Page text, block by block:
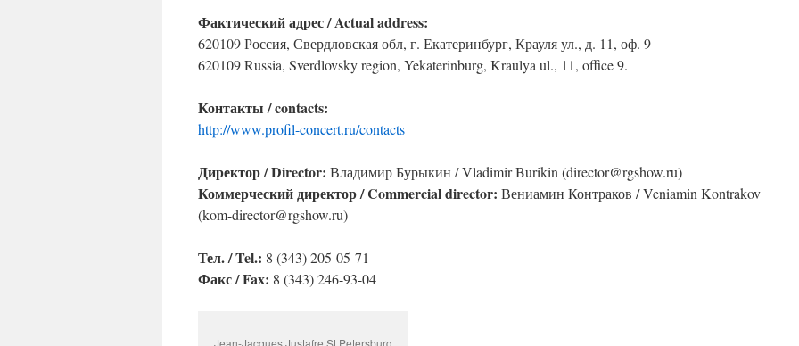
Фактический адрес / Actual address:
620109 Россия, Свердловская обл, г. Екатеринбург, Крауля ул., д. 11, оф. 9
620109 Russia, Sverdlovsky region, Yekaterinburg, Kraulya ul., 11, office 9.
Контакты / contacts:
http://www.profil-concert.ru/contacts
Директор / Director: Владимир Бурыкин / Vladimir Burikin (director@rgshow.ru)
Коммерческий директор / Commercial director: Вениамин Контраков / Veniamin Kontrakov
(kom-director@rgshow.ru)
Тел. / Tel.: 8 (343) 205-05-71
Факс / Fax: 8 (343) 246-93-04
Jean-Jacques Justafre St.Petersburg